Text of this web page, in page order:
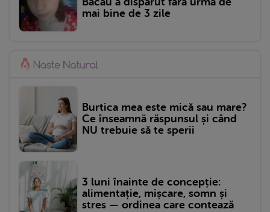
mai bine de 3 zile
Burtica mea este mică sau mare?
Ce înseamnă răspunsul și când
NU trebuie să te sperii
3 luni înainte de concepție:
alimentație, mișcare, somn și
stres — ordinea care contează